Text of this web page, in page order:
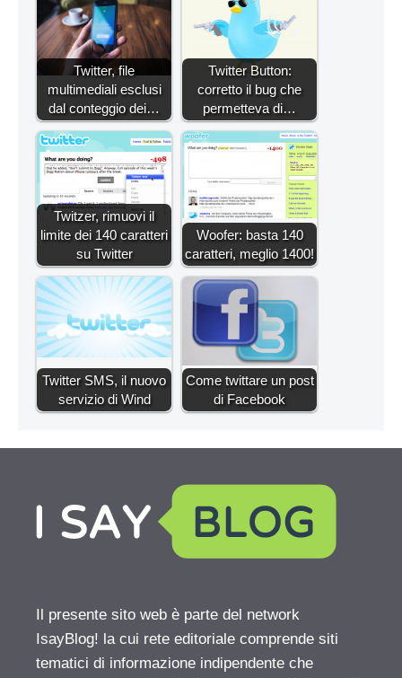
Twitter, file
multimediali esclusi
dal conteggio dei…
Twitter Button:
corretto il bug che
permetteva di…
Twitzer, rimuovi il
limite dei 140 caratteri
su Twitter
Woofer: basta 140
caratteri, meglio 1400!
Twitter SMS, il nuovo
servizio di Wind
Come twittare un post
di Facebook
Il presente sito web è parte del network
IsayBlog! la cui rete editoriale comprende siti
tematici di informazione indipendente che